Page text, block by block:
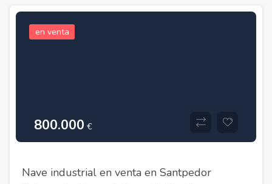
en venta
800.000 €
Nave industrial en venta en Santpedor